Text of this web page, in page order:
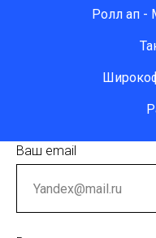
Ролл ап -
Ваш email